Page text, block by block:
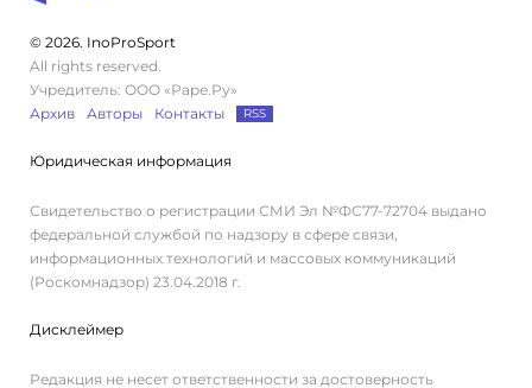
© 2026. InoProSport
All rights reserved.
Учредитель: ООО «Раре.Ру»
Архив
Авторы Контакты RSS
Юридическая информация
Свидетельство о регистрации СМИ Эл №ФС77-72704 выдано
федеральной службой по надзору в сфере связи,
информационных технологий и массовых коммуникаций
(Роскомнадзор) 23.04.2018 г.
Дисклеймер
Редакция не несет ответственности за достоверность